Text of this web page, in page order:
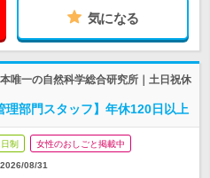
気になる
唯一の自然科学総合研究所｜土日祝休
部門スタッフ】年休120日以上
制 女性のおしごと掲載中
2026/08/31